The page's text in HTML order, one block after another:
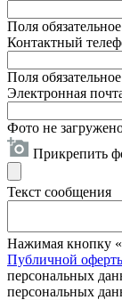
Поля
Контактный
Поля
Электронная
Фото не
Прикрепить
Текст сообщения
Нажимая кнопку
Публичной
персональных
персональных